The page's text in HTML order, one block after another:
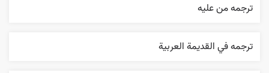
ترجمه من عليه
ترجمه في القديمة العربية